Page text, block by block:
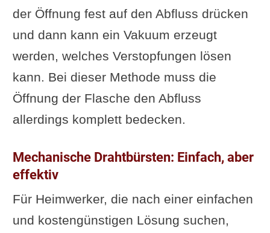
der Öffnung fest auf den Abfluss drücken
und dann kann ein Vakuum erzeugt
werden, welches Verstopfungen lösen
kann. Bei dieser Methode muss die
Öffnung der Flasche den Abfluss
allerdings komplett bedecken.
Mechanische Drahtbürsten: Einfach, aber
effektiv
Für Heimwerker, die nach einer einfachen
und kostengünstigen Lösung suchen,